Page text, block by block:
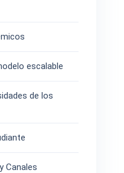
escalable
de los
Canales